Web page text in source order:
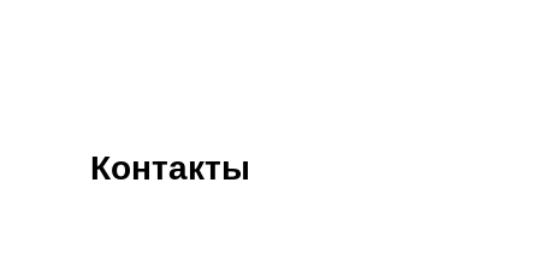
Контакты